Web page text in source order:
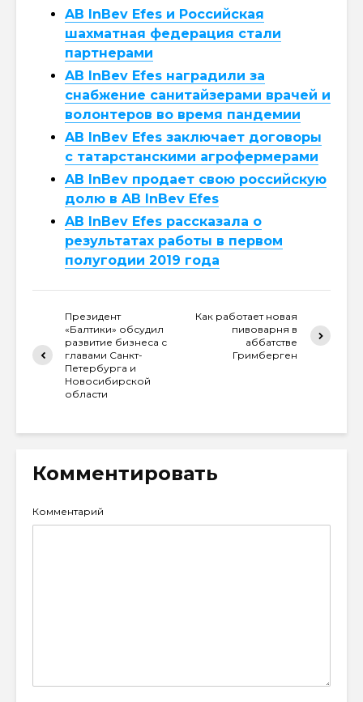
AB InBev Efes и Российская
шахматная федерация стали
партнерами
AB InBev Efes наградили за
снабжение санитайзерами врачей и
волонтеров во время пандемии
AB InBev Efes заключает договоры
с татарстанскими агрофермерами
AB InBev продает свою российскую
долю в AB InBev Efes
AB InBev Efes рассказала о
результатах работы в первом
полугодии 2019 года
Президент
«Балтики» обсудил
развитие бизнеса с
главами Санкт-
Петербурга и
Новосибирской
области
Как работает новая
пивоварня в
аббатстве
Гримберген
Комментировать
Комментарий